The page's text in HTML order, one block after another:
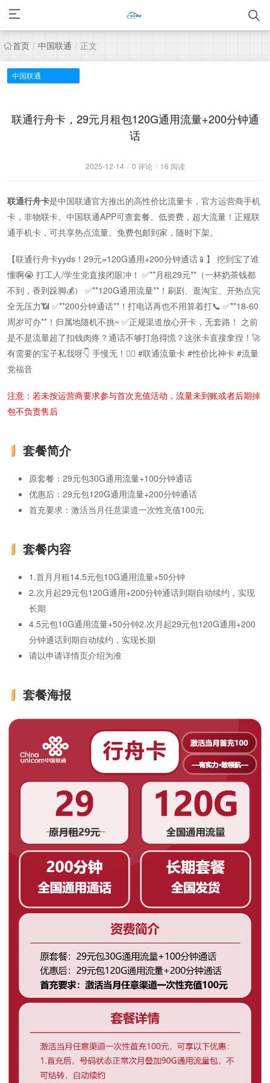
首页 / 中国联通 / 正文
中国联通
联通行舟卡，29元月租包120G通用流量+200分钟通
话
2025-12-14 / 0 评论 / 16 阅读
联通行舟卡是中国联通官方推出的高性价比流量卡，官方运营商手机
卡，非物联卡。中国联通APP可查套餐。低资费，超大流量！正规联
通手机卡，可共享热点流量。免费包邮到家，随时下架。
【联通行舟卡yyds！29元=120G通用+200分钟通话📱】 挖到宝了谁
懂啊😭 打工人/学生党直接闭眼冲！ ✅**月租29元**（一杯奶茶钱都
不到，香到跺脚💰） ✅**120G通用流量**！刷剧、逛淘宝、开热点完
全无压力📶 ✅**200分钟通话**！打电话再也不用算着打📞 ✅**18-60
周岁可办**！归属地随机不挑~ ✅正规渠道放心开卡，无套路！ 之前
是不是流量超了扣钱肉疼？通话不够打急得慌？这张卡直接拿捏！🚀
有需要的宝子私我呀👇 手慢无！🙋‍♀️ #联通流量卡 #性价比神卡 #流量
党福音
注意：若未按运营商要求参与首次充值活动，流量未到账或者后期掉
包不负责售后
套餐简介
原套餐：29元包30G通用流量+100分钟通话
优惠后：29元包120G通用流量+200分钟通话
首充要求：激活当月任意渠道一次性充值100元
套餐内容
1.首月月租14.5元包10G通用流量+50分钟
2.次月起29元包120G通用+200分钟通话到期自动续约，实现
长期
4.5元包10G通用流量+50分钟2.次月起29元包120G通用+200
分钟通话到期自动续约，实现长期
请以申请详情页介绍为准
套餐海报